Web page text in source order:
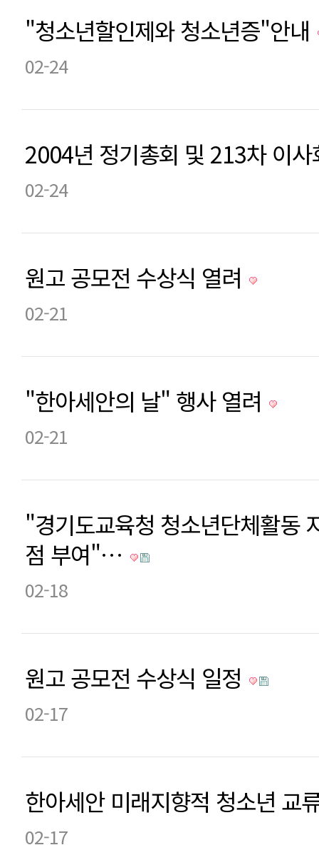
"청소년할인제와 청소년증"안내
02-24
2004년 정기총회 및 213차 이
02-24
원고 공모전 수상식 열려
02-21
"한아세안의 날" 행사 열려
02-21
"경기도교육청 청소년단체활동
점 부여"…
02-18
원고 공모전 수상식 일정
02-17
한아세안 미래지향적 청소년 교
02-17